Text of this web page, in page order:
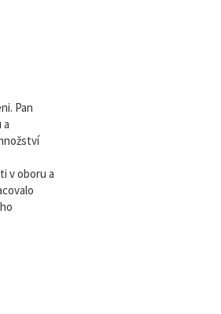
Pan
a
v oboru a